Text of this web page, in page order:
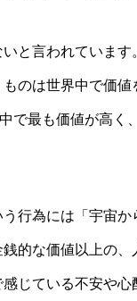
と言われていま
のは世界中で価
で最も価値が高く
行為には「宇宙
的な価値以上の
じている不安や